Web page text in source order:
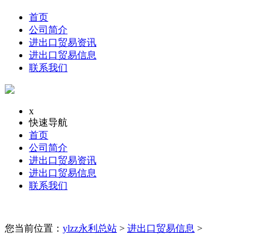
首页
公司简介
进出口贸易资讯
进出口贸易信息
联系我们
x
快速导航
首页
公司简介
进出口贸易资讯
进出口贸易信息
联系我们
您当前位置： ylzz永利总站 > 进出口贸易信息 >